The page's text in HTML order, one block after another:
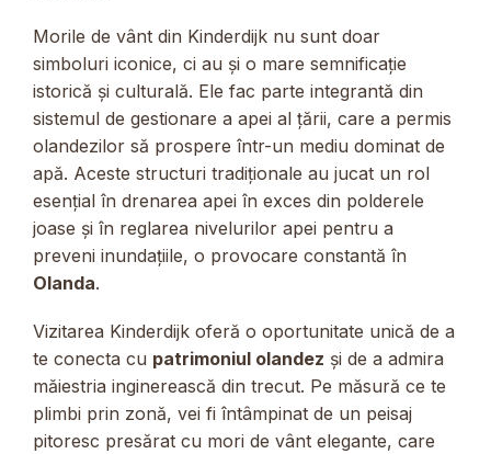
Morile de vânt din Kinderdijk nu sunt doar
simboluri iconice, ci au și o mare semnificație
istorică și culturală. Ele fac parte integrantă din
sistemul de gestionare a apei al țării, care a permis
olandezilor să prospere într-un mediu dominat de
apă. Aceste structuri tradiționale au jucat un rol
esențial în drenarea apei în exces din polderele
joase și în reglarea nivelurilor apei pentru a
preveni inundațiile, o provocare constantă în
Olanda.
Vizitarea Kinderdijk oferă o oportunitate unică de a
te conecta cu patrimoniul olandez și de a admira
măiestria inginerească din trecut. Pe măsură ce te
plimbi prin zonă, vei fi întâmpinat de un peisaj
pitoresc presărat cu mori de vânt elegante, care